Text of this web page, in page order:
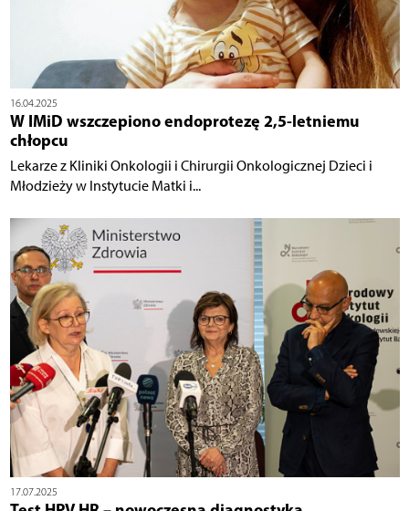
16.04.2025
W IMiD wszczepiono endoprotezę 2,5-letniemu
chłopcu
Lekarze z Kliniki Onkologii i Chirurgii Onkologicznej Dzieci i
Młodzieży w Instytucie Matki i...
17.07.2025